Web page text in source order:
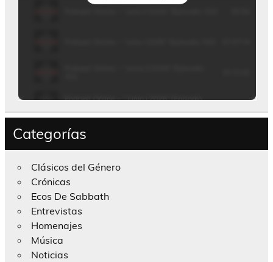
Categorías
Clásicos del Género
Crónicas
Ecos De Sabbath
Entrevistas
Homenajes
Música
Noticias